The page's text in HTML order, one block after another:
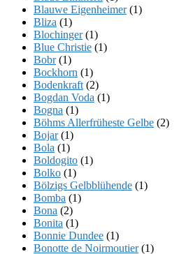
Blauwe Eigenheimer(1)
Bliza (1)
Blochinger(1)
Blue Christie (1)
Bobr(1)
Bockhorn (1)
Bodenkraft (2)
Bogdan Voda (1)
Bogna (1)
Böhms Allerfrüheste Gelbe (2)
Bojar(1)
Bola (1)
Boldogito (1)
Bolko (1)
Bölzigs Gelbblühende (1)
Bomba (1)
Bona (2)
Bonita (1)
Bonnie Dundee (1)
Bonotte de Noirmoutier(1)